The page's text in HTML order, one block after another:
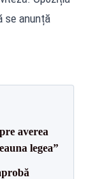
se anunță
averea
legea”